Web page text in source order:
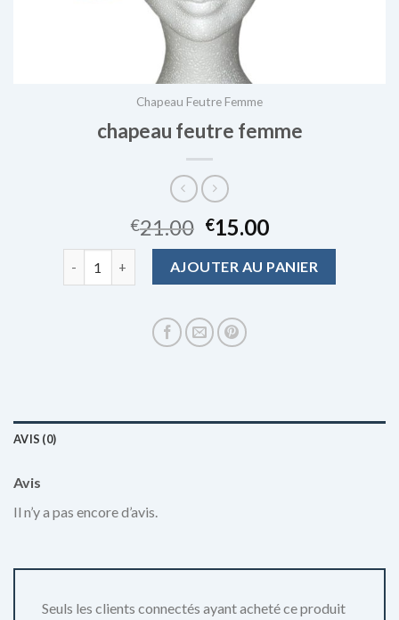
Chapeau Feutre Femme
chapeau feutre femme
€21.00 €15.00
AJOUTER AU PANIER
AVIS (0)
Avis
Il n’y a pas encore d’avis.
Seuls les clients connectés ayant acheté ce produit